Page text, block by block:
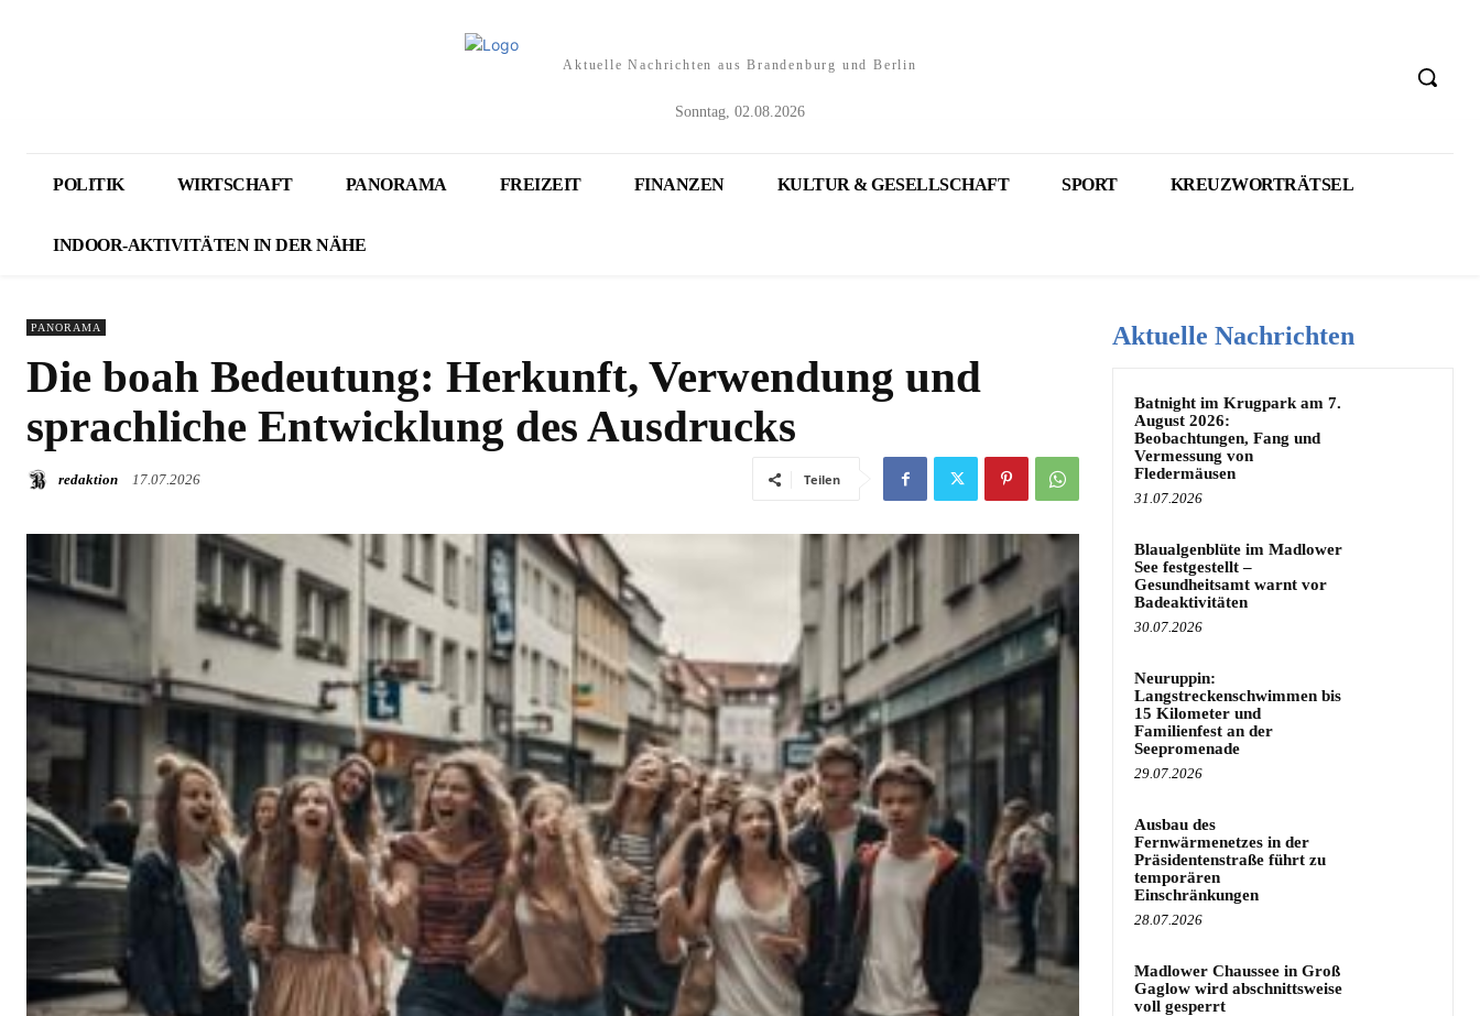
Aktuelle Nachrichten aus Brandenburg und Berlin
Sonntag, 02.08.2026
POLITIK WIRTSCHAFT PANORAMA FREIZEIT FINANZEN KULTUR & GESELLSCHAFT SPORT KREUZWORTRÄTSEL
INDOOR-AKTIVITÄTEN IN DER NÄHE
PANORAMA
Die boah Bedeutung: Herkunft, Verwendung und
sprachliche Entwicklung des Ausdrucks
redaktion 17.07.2026 Teilen
Aktuelle Nachrichten
Batnight im Krugpark am 7.
August 2026:
Beobachtungen, Fang und
Vermessung von
Fledermäusen
31.07.2026
Blaualgenblüte im Madlower
See festgestellt –
Gesundheitsamt warnt vor
Badeaktivitäten
30.07.2026
Neuruppin:
Langstreckenschwimmen bis
15 Kilometer und
Familienfest an der
Seepromenade
29.07.2026
Ausbau des
Fernwärmenetzes in der
Präsidentenstraße führt zu
temporären
Einschränkungen
28.07.2026
Madlower Chaussee in Groß
Gaglow wird abschnittsweise
voll gesperrt